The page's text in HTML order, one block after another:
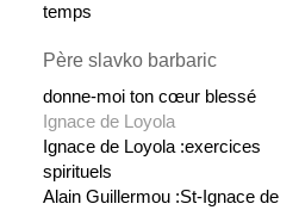
temps
donne-moi ton cœur blessé
Ignace de Loyola
Ignace de Loyola :exercices
spirituels
Alain Guillermou :St-Ignace de